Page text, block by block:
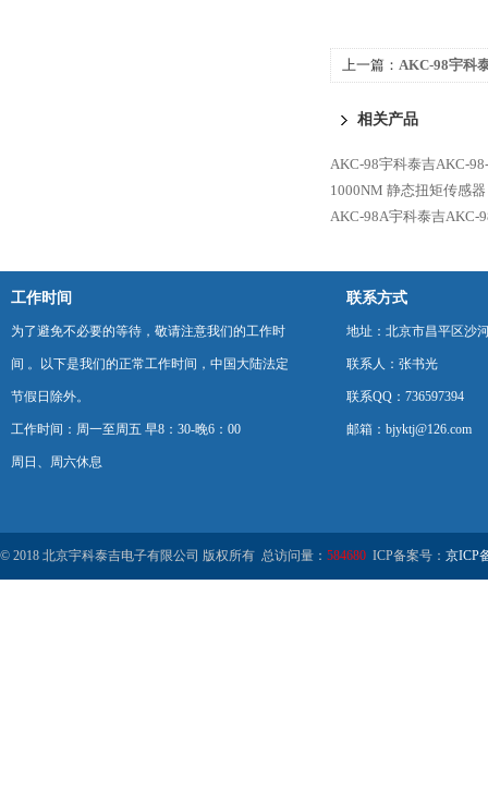
上一篇： AKC-98宇科
相关产品
AKC-98宇科泰吉AKC-
1000NM 静态扭矩传感器
AKC-98A宇科泰吉AKC-
工作时间
为了避免不必要的等待，敬请注意我们的工作时
间 。以下是我们的正常工作时间，中国大陆法定
节假日除外。
工作时间：周一至周五 早8：30-晚6：00
周日、周六休息
联系方式
地址：北京市昌平区沙
联系人：张书光
联系QQ：736597394
邮箱：bjyktj@126.com
© 2018 北京宇科泰吉电子有限公司 版权所有 总访问量： 584680 ICP备案号： 京ICP